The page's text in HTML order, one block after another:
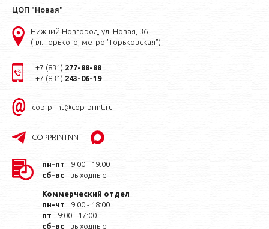
ЦОП "Новая"
Нижний Новгород, ул. Новая, 36
(пл. Горького, метро "Горьковская")
+7 (831) 277-88-88
+7 (831) 243-06-19
cop-print@cop-print.ru
COPPRINTNN
пн-пт
9:00 - 19:00
сб-вс
выходные
Коммерческий отдел
пн-чт
9:00 - 18:00
пт
9:00 - 17:00
сб-вс
выходные